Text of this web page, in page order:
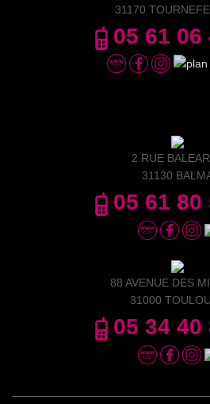
31170
05 61 06
2 RUE
31130
05 61 80
88 AVENUE DES
31000
05 34 40